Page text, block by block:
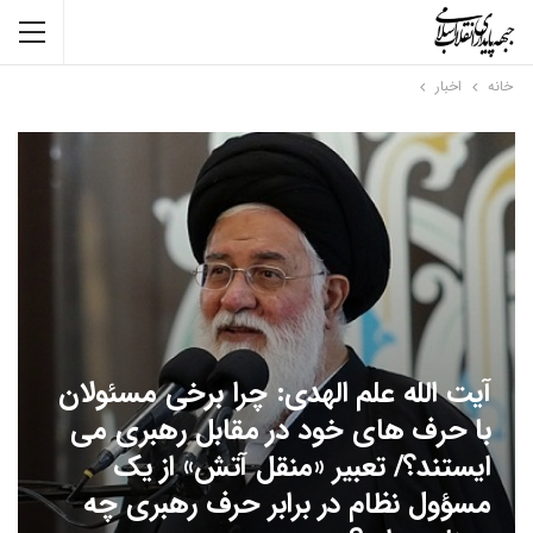
خانه اخبار
آیت الله علم الهدی: چرا برخی مسئولان
با حرف های خود در مقابل رهبری می
ایستند؟/ تعبیر «منقل آتش» از یک
مسؤول نظام در برابر حرف رهبری چه